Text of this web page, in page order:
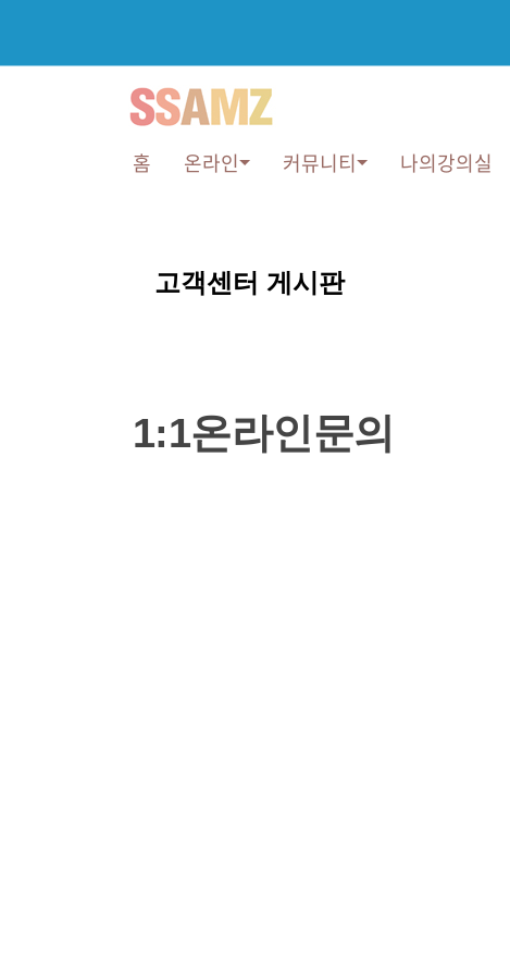
홈 온라인 커뮤니티 나의강의실
고객센터 게시판
1:1온라인문의